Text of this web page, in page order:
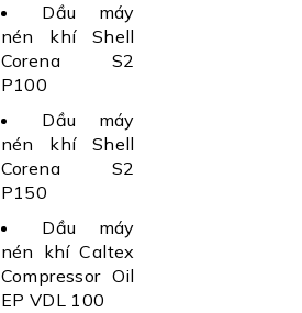
Dầu máy
nén khí Shell
Corena S2
P100
Dầu máy
nén khí Shell
Corena S2
P150
Dầu máy
nén khí Caltex
Compressor Oil
EP VDL 100